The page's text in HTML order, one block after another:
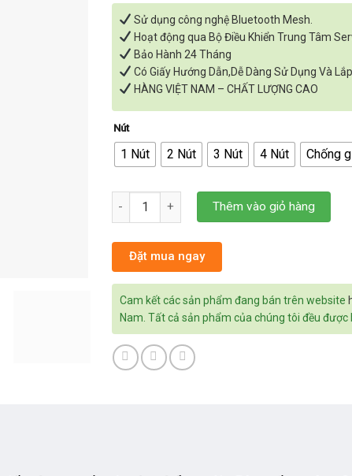
Sử dụng công nghệ Bluetooth Mesh.
Hoạt động qua Bộ Điều Khiển Trung Tâm
Bảo Hành 24 Tháng
Có Giấy Hướng Dẫn,Dễ Dàng Sử Dụng Và
HÀNG VIỆT NAM – CHẤT LƯỢNG CAO
Nút
1 Nút 2 Nút 3 Nút 4 Nút Chống
Công Tắc Hunonic Premium Hình Vuông số
Thêm vào giỏ hàng
Đặt mua ngay
Cam kết các sản phẩm đang bán trên website
Nam. Tất cả sản phẩm của chúng tôi đều